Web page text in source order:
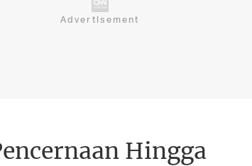
Hingga